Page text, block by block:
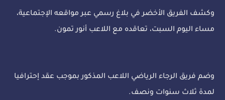
وكشف الفريق الأخضر في بلاغ رسمي عبر مواقعه الإجتماعية،
مساء اليوم السبت، تعاقده مع اللاعب أنور تمون.
وضم فريق الرجاء الرياضي اللاعب المذكور بموجب عقد إحترافيا
لمدة ثلاث سنوات ونصف.